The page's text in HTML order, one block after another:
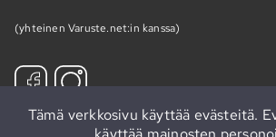
(yhteinen Varuste.net:in kanssa)
Tämä verkkosivu käyttää evästeitä.